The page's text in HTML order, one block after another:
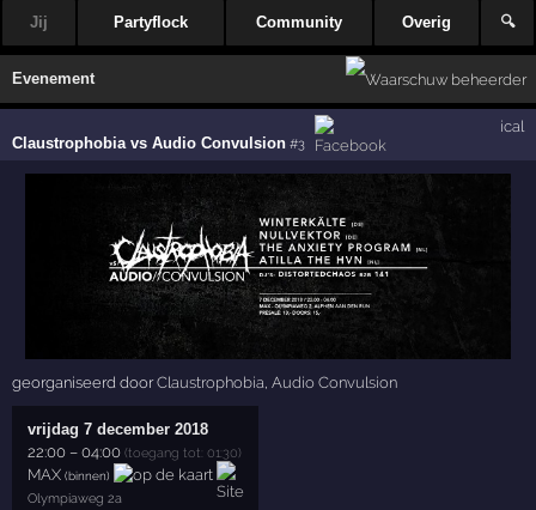
Jij Partyflock Community Overig 🔍
Evenement
Claustrophobia vs Audio Convulsion #3
ical
georganiseerd doorClaustrophobia,Audio Convulsion
vrijdag 7 december 2018
22:00 –04:00(toegang tot: 01:30)
MAX (binnen)
Olympiaweg 2a